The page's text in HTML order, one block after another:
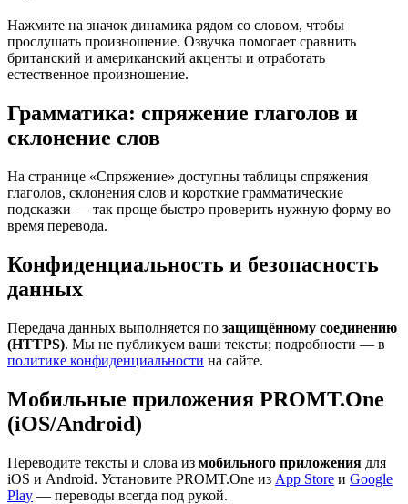
Нажмите на значок динамика рядом со словом, чтобы
прослушать произношение. Озвучка помогает сравнить
британский и американский акценты и отработать
естественное произношение.
Грамматика: спряжение глаголов и
склонение слов
На странице «Спряжение» доступны таблицы спряжения
глаголов, склонения слов и короткие грамматические
подсказки — так проще быстро проверить нужную форму во
время перевода.
Конфиденциальность и безопасность
данных
Передача данных выполняется по защищённому соединению
(HTTPS). Мы не публикуем ваши тексты; подробности — в
политике конфиденциальности на сайте.
Мобильные приложения PROMT.One
(iOS/Android)
Переводите тексты и слова из мобильного приложения для
iOS и Android. Установите PROMT.One из App Store и Google
Play — переводы всегда под рукой.